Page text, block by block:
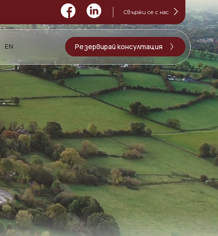
Свържи се с нас
EN Резервирай консултация